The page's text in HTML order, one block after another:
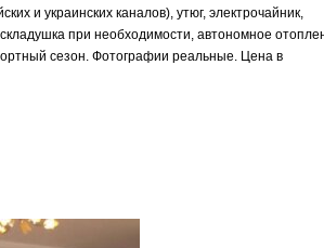
и украинских каналов), утюг, электрочайник,
при необходимости, автономное
сезон. Фотографии реальные. Цена в